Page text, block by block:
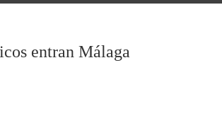
entran Málaga